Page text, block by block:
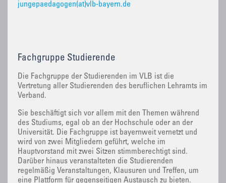
jungepaedagogen(at)vlb-bayern.de
Fachgruppe Studierende
‌Die Fachgruppe der Studierenden im VLB ist die
Vertretung aller Studierenden des beruflichen Lehramts im
Verband.
Sie beschäftigt sich vor allem mit den Themen während
des Studiums, egal ob an der Hochschule oder an der
Universität. Die Fachgruppe ist bayernweit vernetzt und
wird von zwei Mitgliedern geführt, welche im
Hauptvorstand mit zwei Sitzen stimmberechtigt sind.
Darüber hinaus veranstalteten die Studierenden
regelmäßig Veranstaltungen, Klausuren und Treffen, um
eine Plattform für gegenseitigen Austausch zu bieten.